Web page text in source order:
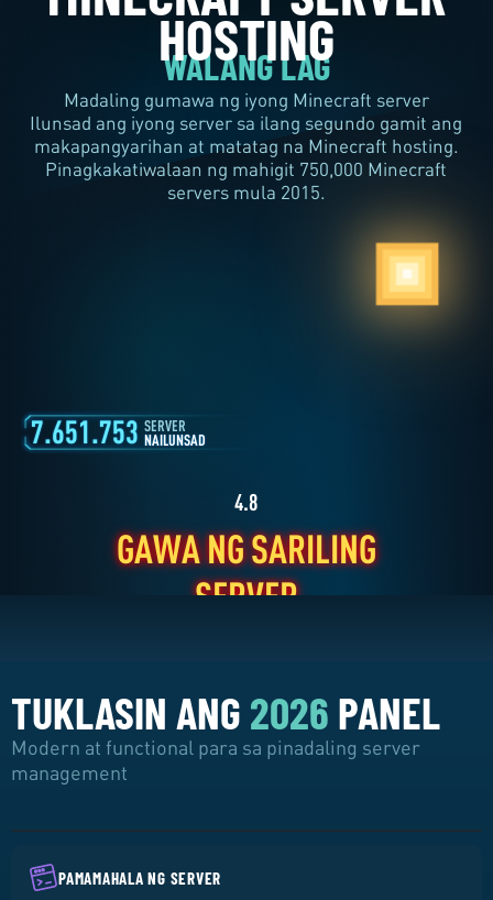
7.651.753 SERVER
NAILUNSAD
MULA 2015
HOSTING
WALANG LAG
Madaling gumawa ng iyong Minecraft server
Ilunsad ang iyong server sa ilang segundo gamit ang
makapangyarihan at matatag na Minecraft hosting.
Pinagkakatiwalaan ng mahigit 750,000 Minecraft
servers mula 2015.
4.8
GAWA NG SARILING
SERVER
TUKLASIN ANG 2026 PANEL
Modern at functional para sa pinadaling server
management
PAMAMAHALA NG SERVER